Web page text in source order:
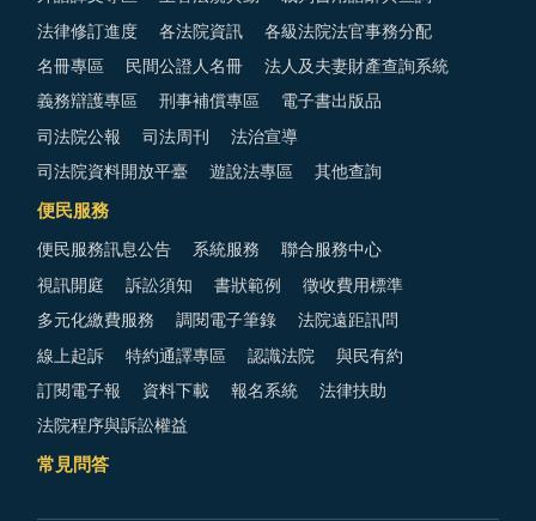
法律修訂進度 各法院資訊 各級法院法官事務分配
名冊專區 民間公證人名冊 法人及夫妻財產查詢系統
義務辯護專區 刑事補償專區 電子書出版品
司法院公報 司法周刊 法治宣導
司法院資料開放平臺 遊說法專區 其他查詢
便民服務
便民服務訊息公告 系統服務 聯合服務中心
視訊開庭 訴訟須知 書狀範例 徵收費用標準
多元化繳費服務 調閱電子筆錄 法院遠距訊問
線上起訴 特約通譯專區 認識法院 與民有約
訂閱電子報 資料下載 報名系統 法律扶助
法院程序與訴訟權益
常見問答